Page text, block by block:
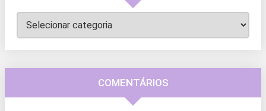
Categorias
COMENTÁRIOS